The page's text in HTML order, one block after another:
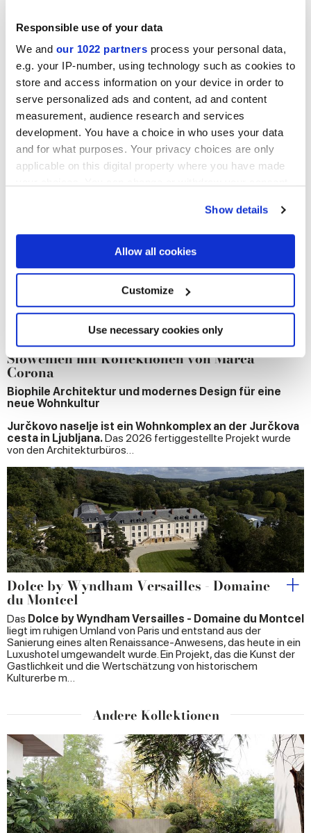
Responsible use of your data
We and our 1022 partners process your personal data,
e.g. your IP-number, using technology such as cookies to
store and access information on your device in order to
serve personalized ads and content, ad and content
measurement, audience research and services
development. You have a choice in who uses your data
and for what purposes. Your privacy choices are only
applicable on this digital property where you have made
If you allow, we would also like to:
Collect information about your geographical
location which can be accurate to within several
Identify your device by actively scanning it for
specific characteristics (fingerprinting)
Find out more about how your personal data is processed
and set your preferences in thedetails section.
We use cookies to personalise content and ads, to
provide social media features and to analyse our traffic.
We also share information about your use of our site with
our social media, advertising and analytics partners who
may combine it with other information that you’ve
of their services.
Show details
Allow all cookies
Customize
Use necessary cookies only
LITHORA GREIGE LITHORA GREY
Projekte
Wohnkomplex
Jurčkovo naselje: ein Wohnprojekt in
Slowenien mit Kollektionen von Marca
Corona
Biophile Architektur und modernes Design für eine
neue Wohnkultur
Jurčkovo naselje ist ein Wohnkomplex an der Jurčkova
cesta in Ljubljana.Das 2026 fertiggestellte Projekt wurde
von den Architekturbüros…
Dolce by Wyndham Versailles - Domaine
du Montcel
Das Dolce by Wyndham Versailles - Domaine du Montcel
liegt im ruhigen Umland von Paris und entstand aus der
Sanierung eines alten Renaissance-Anwesens, das heute in ein
Luxushotel umgewandelt wurde. Ein Projekt, das die Kunst der
Gastlichkeit und die Wertschätzung von historischem
Kulturerbe m…
Andere Kollektionen